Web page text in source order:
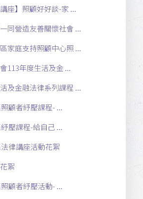
座】照顧好好談-家 ...
同營造友善關懷社會 ...
家庭支持照顧中心照 ...
113年度生活及金 ...
及金融法律系列課程 ...
顧者紓壓課程- ...
壓課程-給自己 ...
律講座活動花絮
絮
顧者紓壓活動- ...